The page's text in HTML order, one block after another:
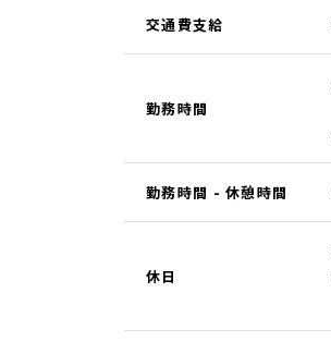
交通費支給
勤務時間
勤務時間 - 休憩時間
休日